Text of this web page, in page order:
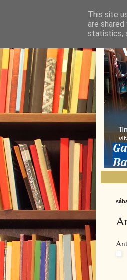
This site
are
statistics,